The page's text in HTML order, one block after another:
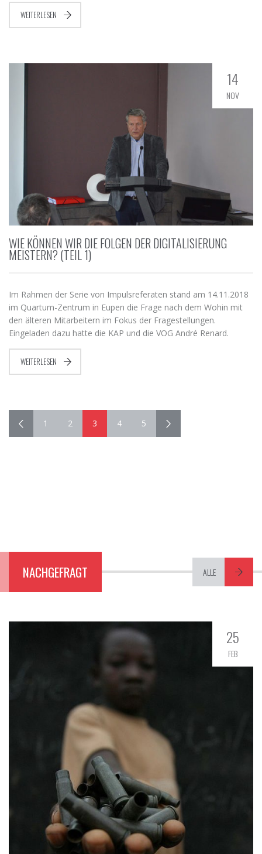
WEITERLESEN
14
NOV
WIE KÖNNEN WIR DIE FOLGEN DER DIGITALISIERUNG
MEISTERN? (TEIL 1)
Im Rahmen der Serie von Impulsreferaten stand am 14.11.2018
im Quartum-Zentrum in Eupen die Frage nach dem Wohin mit
den älteren Mitarbeitern im Fokus der Fragestellungen.
Eingeladen dazu hatte die KAP und die VOG André Renard.
WEITERLESEN
1 2 3 4 5
NACHGEFRAGT ALLE
25
FEB